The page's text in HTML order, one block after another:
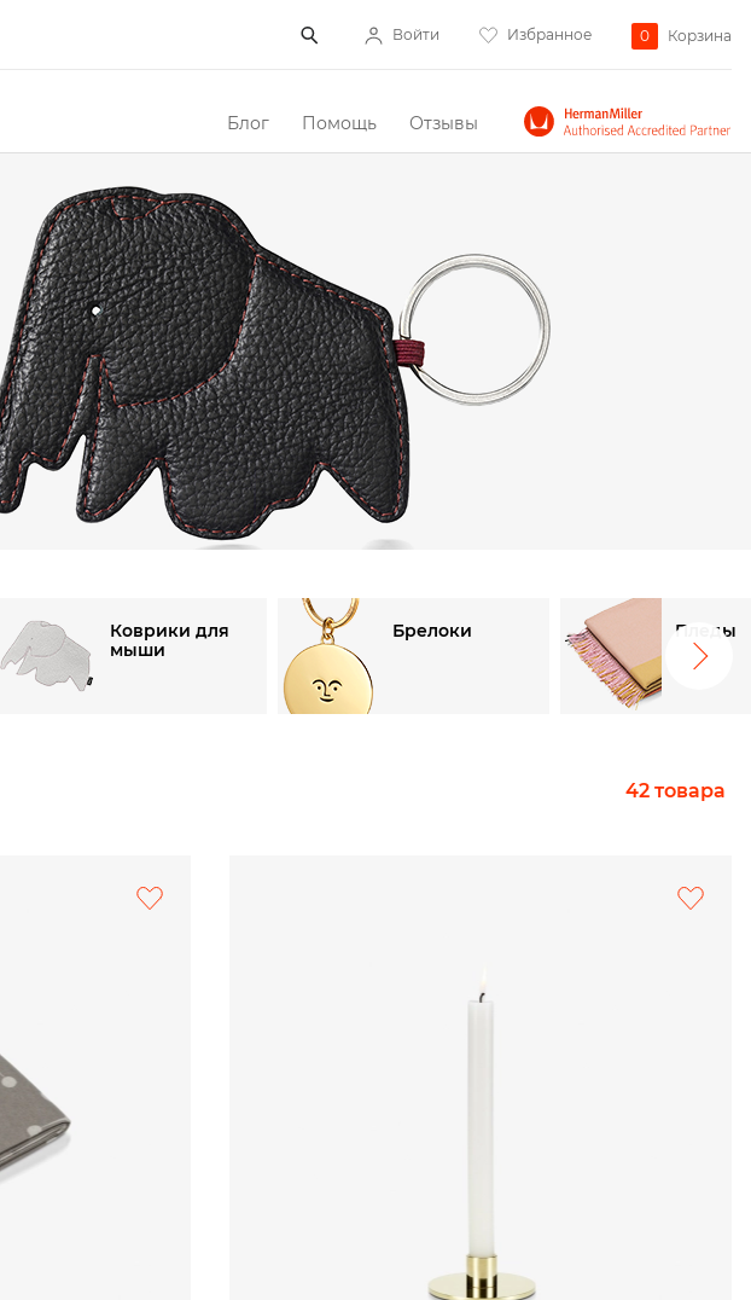
Войти Избранное 0 Корзина
Блог Помощь Отзывы
Коврики для
мыши
Брелоки Пледы
42 товара